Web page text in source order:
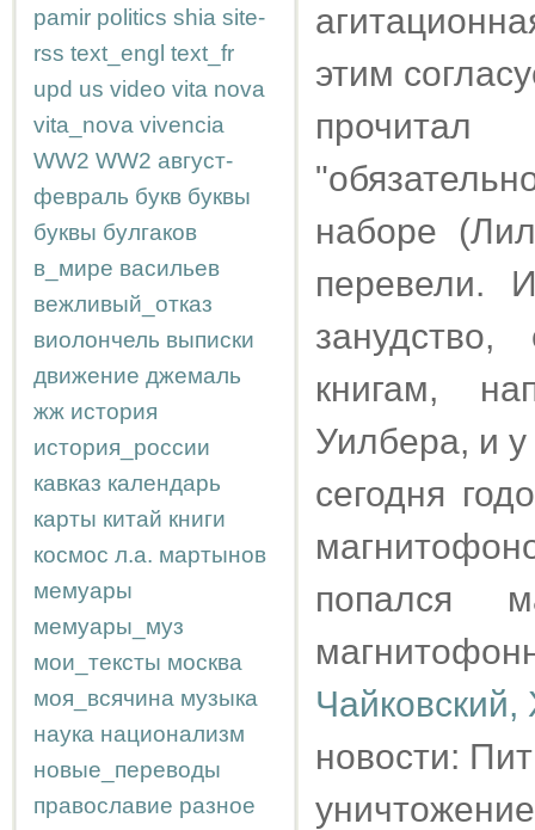
pamir politics shia site-
rss text_engl text_fr
upd us video vita nova
vita_nova vivencia
WW2 WW2 август-
февраль букв буквы
буквы булгаков
в_мире васильев
вежливый_отказ
виолончель выписки
движение джемаль
жж история
история_россии
кавказ календарь
карты китай книги
космос л.а. мартынов
мемуары
мемуары_муз
мои_тексты москва
моя_всячина музыка
наука национализм
новые_переводы
православие разное
этим
наборе
перевели.
занудство,
книгам,
Уилбера, и
сегодня
попался
новости: